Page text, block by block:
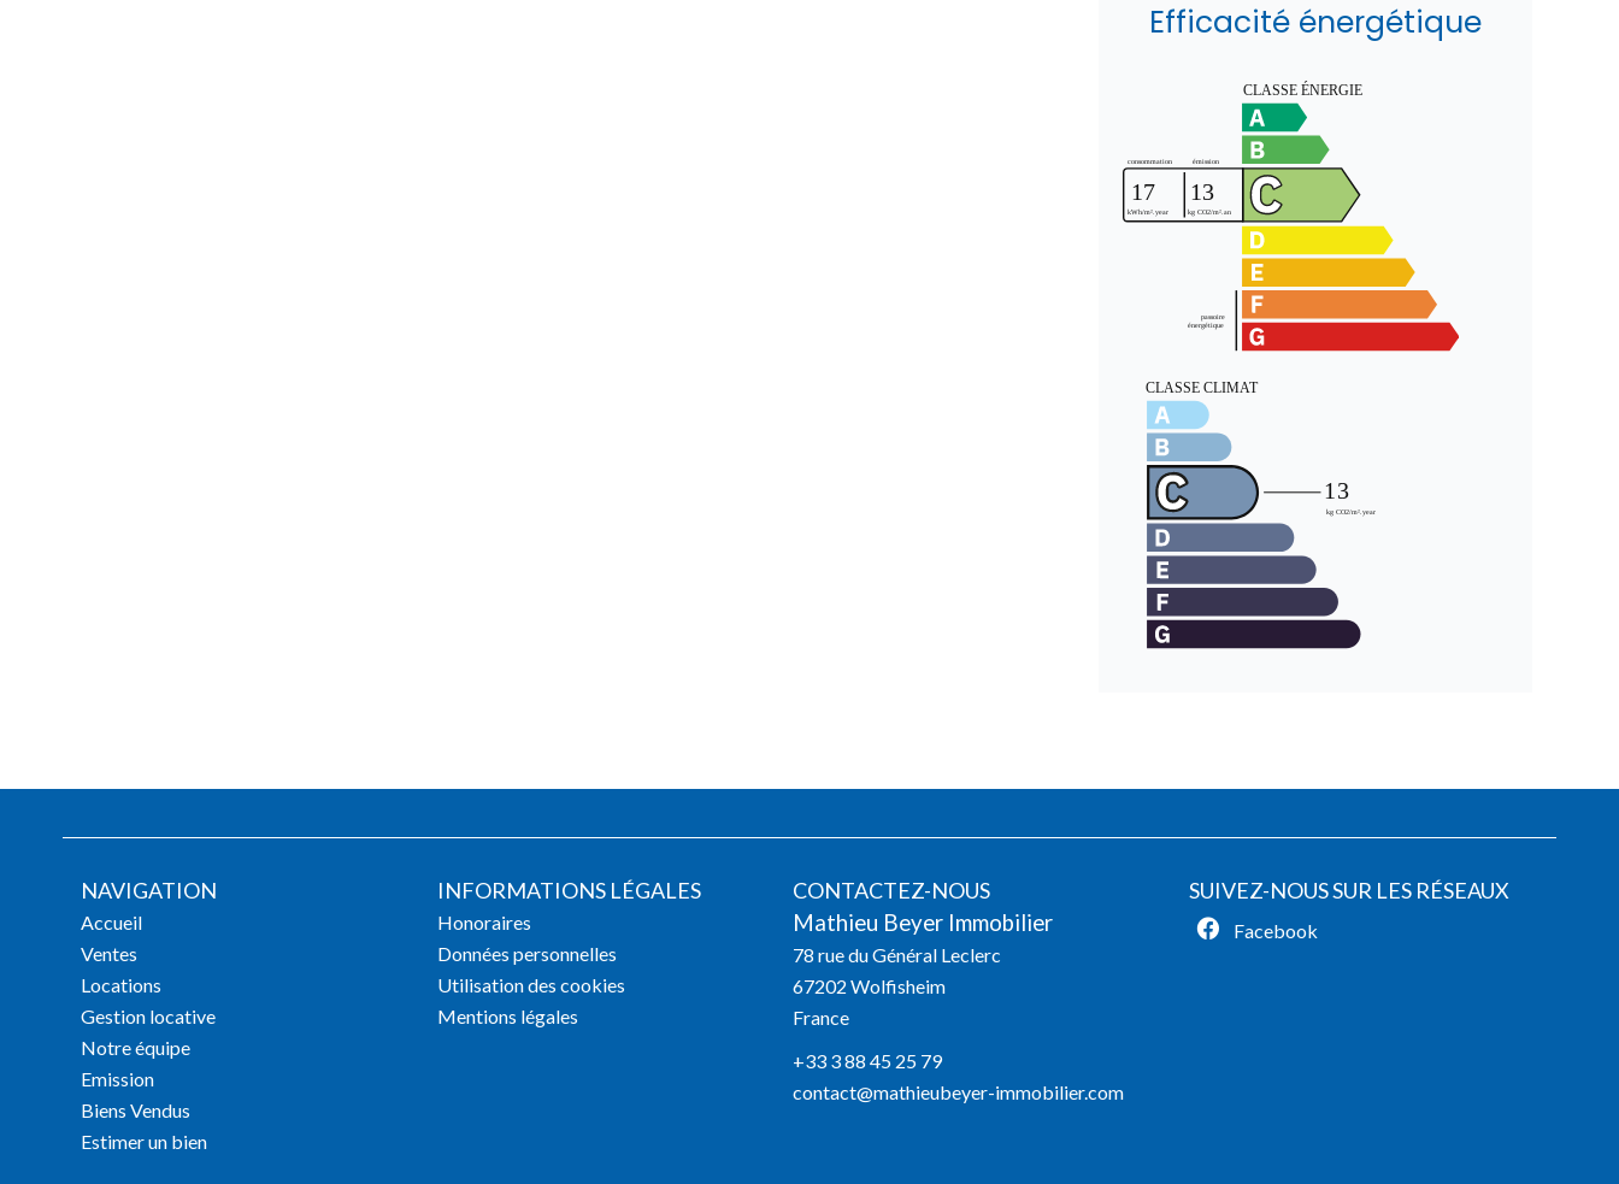
Efficacité énergétique
NAVIGATION
Accueil
Ventes
Locations
Gestion locative
Notre équipe
Emission
Biens Vendus
Estimer un bien
INFORMATIONS LÉGALES
Honoraires
Données personnelles
Utilisation des cookies
Mentions légales
CONTACTEZ-NOUS
Mathieu Beyer Immobilier
78 rue du Général Leclerc
67202 Wolfisheim
France
+33 3 88 45 25 79
contact@mathieubeyer-immobilier.com
SUIVEZ-NOUS SUR LES RÉSEAUX
Facebook